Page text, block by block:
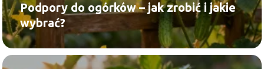
Podpory do ogórków – jak zrobić i jakie
wybrać?